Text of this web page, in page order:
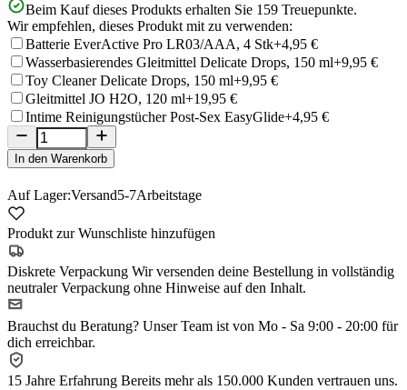
Beim Kauf dieses Produkts erhalten Sie 159 Treuepunkte.
Wir empfehlen, dieses Produkt mit zu verwenden:
Batterie EverActive Pro LR03/AAA, 4 Stk+4,95 €
Wasserbasierendes Gleitmittel Delicate Drops, 150 ml+9,95 €
Toy Cleaner Delicate Drops, 150 ml+9,95 €
Gleitmittel JO H2O, 120 ml+19,95 €
Intime Reinigungstücher Post-Sex EasyGlide+4,95 €
In den Warenkorb
Auf Lager:Versand5-7Arbeitstage
Produkt zur Wunschliste hinzufügen
Diskrete Verpackung Wir versenden deine Bestellung in vollständig
neutraler Verpackung ohne Hinweise auf den Inhalt.
Brauchst du Beratung? Unser Team ist von Mo - Sa 9:00 - 20:00 für
dich erreichbar.
15 Jahre Erfahrung Bereits mehr als 150.000 Kunden vertrauen uns.